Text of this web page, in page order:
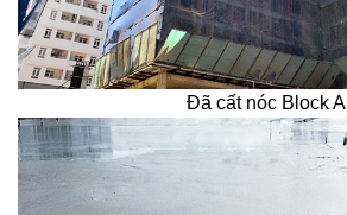
Đã cất nóc Block A